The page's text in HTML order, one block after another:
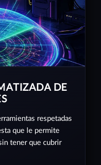
DE
respetadas
que le permite
tener que cubrir